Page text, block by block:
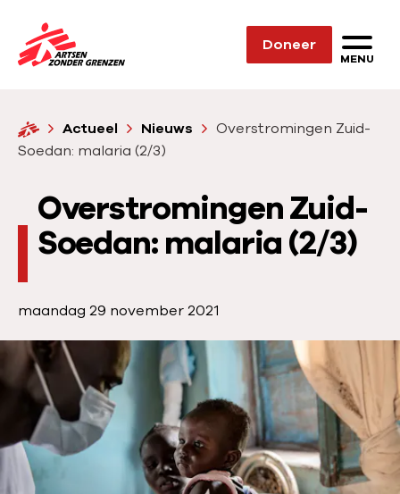
Sla navigatie over
N
r
d
o
e
p
g
e
Doneer
MENU
H
o
e
Actueel Nieuws
Overstromingen Zuid-
Soedan: malaria (2/3)
Overstromingen Zuid-
Soedan: malaria (2/3)
P
b
l
a
maandag 29 november 2021